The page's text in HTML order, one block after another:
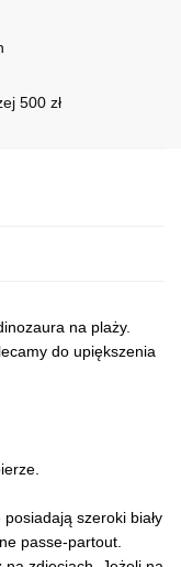
500 zł
na plaży.
do upiększenia
szeroki biały
passe-partout.